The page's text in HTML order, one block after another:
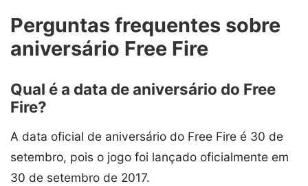
Perguntas frequentes sobre
aniversário Free Fire
Qual é a data de aniversário do Free
Fire?
A data oficial de aniversário do Free Fire é 30 de
setembro, pois o jogo foi lançado oficialmente em
30 de setembro de 2017.